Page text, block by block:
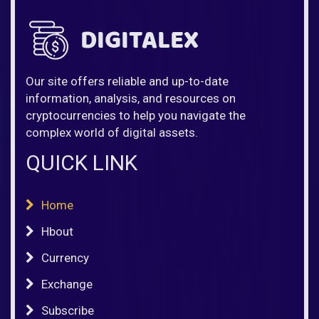
Our site offers reliable and up-to-date
information, analysis, and resources on
cryptocurrencies to help you navigate the
complex world of digital assets.
QUICK LINK
Home
Hbout
Currency
Exchange
Subscribe